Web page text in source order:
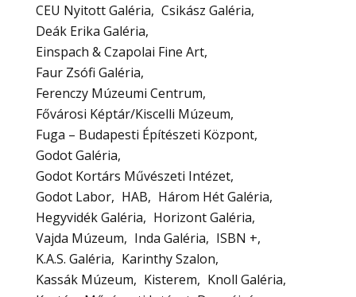
CEU Nyitott Galéria
Csikász Galéria
Deák Erika Galéria
Einspach & Czapolai Fine Art
Faur Zsófi Galéria
Ferenczy Múzeumi Centrum
Fővárosi Képtár/Kiscelli Múzeum
Fuga – Budapesti Építészeti Központ
Godot Galéria
Godot Kortárs Művészeti Intézet
Godot Labor
HAB
Három Hét Galéria
Hegyvidék Galéria
Horizont Galéria
Vajda Múzeum
Inda Galéria
ISBN +
K.A.S. Galéria
Karinthy Szalon
Kassák Múzeum
Kisterem
Knoll Galéria